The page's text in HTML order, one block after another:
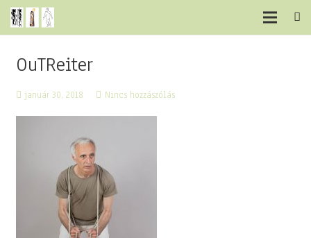
OuTReiter
január 30, 2018 Nincs hozzászólás